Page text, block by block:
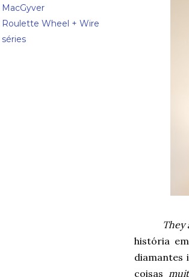
MacGyver
Roulette Wheel + Wire
séries
They
história
diamantes
coisas